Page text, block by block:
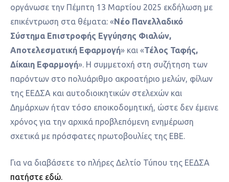
οργάνωσε την Πέμπτη 13 Μαρτίου 2025 εκδήλωση με
επικέντρωση στα θέματα: «Νέο Πανελλαδικό
Σύστημα Επιστροφής Εγγύησης Φιαλών,
Αποτελεσματική Εφαρμογή» και «Τέλος Ταφής,
Δίκαιη Εφαρμογή». Η συμμετοχή στη συζήτηση των
παρόντων στο πολυάριθμο ακροατήριο μελών, φίλων
της ΕΕΔΣΑ και αυτοδιοικητικών στελεχών και
Δημάρχων ήταν τόσο εποικοδομητική, ώστε δεν έμεινε
χρόνος για την αρχικά προβλεπόμενη ενημέρωση
σχετικά με πρόσφατες πρωτοβουλίες της ΕΒΕ.
Για να διαβάσετε το πλήρες Δελτίο Τύπου της ΕΕΔΣΑ
πατήστε εδώ.